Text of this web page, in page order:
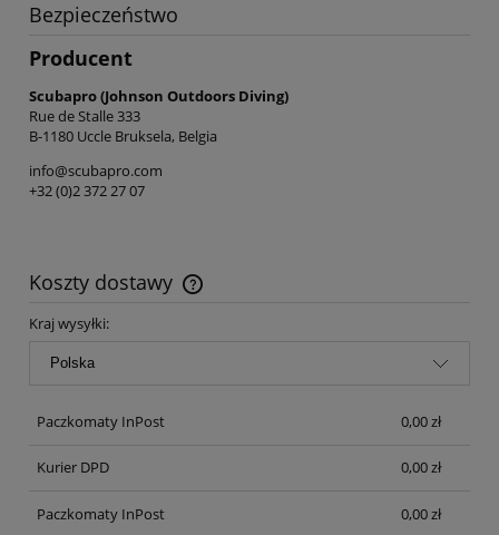
Bezpieczeństwo
Producent
Scubapro (Johnson Outdoors Diving)
Rue de Stalle 333
B-1180 Uccle Bruksela, Belgia
info@scubapro.com
+32 (0)2 372 27 07
Koszty dostawy
Cena nie zawiera ewentualnych kosztów płatności
Kraj wysyłki:
Paczkomaty InPost 0,00 zł
Kurier DPD 0,00 zł
Paczkomaty InPost 0,00 zł